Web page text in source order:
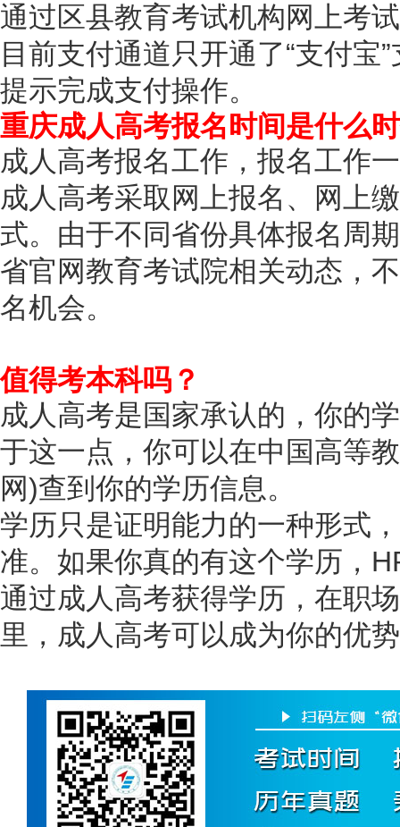
通过区县教育考试机构网上考
目前支付通道只开通了“支付宝
提示完成支付操作。
重庆成人高考报名时间是什么
成人高考报名工作，报名工作
成人高考采取网上报名、网上
式。由于不同省份具体报名周
省官网教育考试院相关动态，
名机会。
值得考本科吗？
成人高考是国家承认的，你的
于这一点，你可以在中国高等
网)查到你的学历信息。
学历只是证明能力的一种形式
准。如果你真的有这个学历，
通过成人高考获得学历，在职
里，成人高考可以成为你的优